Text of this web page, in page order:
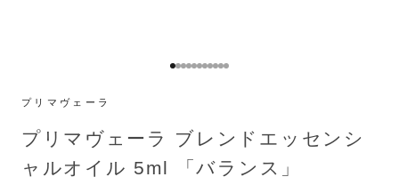
I18n Error: Missing interpolation value
I18n Error: Missing interpolation value
I18n Error: Missing interpolation value
I18n Error: Missing interpolation
I18n Error: Missing interpolation
I18n Error: Missing interpolation
I18n Error: Missing interpolation
I18n Error: Missing interpolation
I18n Error: Missing interpolation
I18n Error: Missing
I18n Error: Missing
プリマヴェーラ
プリマヴェーラ ブレンドエッセンシ
ャルオイル 5ml 「バランス」